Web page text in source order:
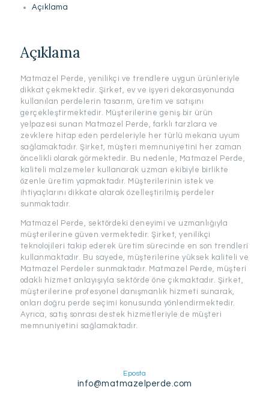
Açıklama
Açıklama
Matmazel Perde, yenilikçi ve trendlere uygun ürünleriyle
dikkat çekmektedir. Şirket, ev ve işyeri dekorasyonunda
kullanılan perdelerin tasarım, üretim ve satışını
gerçekleştirmektedir. Müşterilerine geniş bir ürün
yelpazesi sunan Matmazel Perde, farklı tarzlara ve
zevklere hitap eden perdeleriyle her türlü mekana uyum
sağlamaktadır. Şirket, müşteri memnuniyetini her zaman
öncelikli olarak görmektedir. Bu nedenle, Matmazel Perde,
kaliteli malzemeler kullanarak uzman ekibiyle birlikte
özenle üretim yapmaktadır. Müşterilerinin istek ve
ihtiyaçlarını dikkate alarak özelleştirilmiş perdeler
sunmaktadır.
Matmazel Perde, sektördeki deneyimi ve uzmanlığıyla
müşterilerine güven vermektedir. Şirket, yenilikçi
teknolojileri takip ederek üretim sürecinde en son trendleri
kullanmaktadır. Bu sayede, müşterilerine yüksek kaliteli ve
Matmazel Perdeler sunmaktadır. Matmazel Perde, müşteri
odaklı hizmet anlayışıyla sektörde öne çıkmaktadır. Şirket,
müşterilerine profesyonel danışmanlık hizmeti sunarak,
onları doğru perde seçimi konusunda yönlendirmektedir.
Ayrıca, satış sonrası destek hizmetleriyle de müşteri
memnuniyetini sağlamaktadır.
Eposta
info@matmazelperde.com